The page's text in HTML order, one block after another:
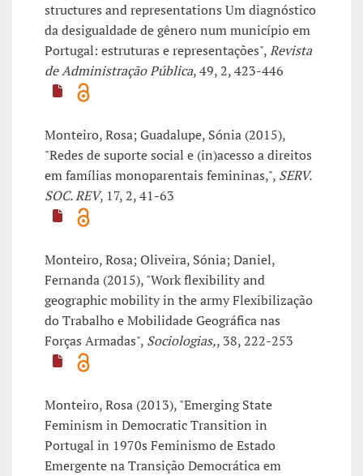
structures and representations Um diagnóstico
da desigualdade de gênero num município em
Portugal: estruturas e representações",Revista
de Administração Pública, 49, 2, 423-446
Monteiro, Rosa; Guadalupe, Sónia (2015),
"Redes de suporte social e (in)acesso a direitos
em famílias monoparentais femininas,", SERV.
SOC. REV, 17, 2, 41-63
Monteiro, Rosa; Oliveira, Sónia; Daniel,
Fernanda (2015), "Work flexibility and
geographic mobility in the army Flexibilização
do Trabalho e Mobilidade Geográfica nas
Forças Armadas", Sociologias,, 38, 222-253
Monteiro, Rosa (2013), "Emerging State
Feminism in Democratic Transition in
Portugal in 1970s Feminismo de Estado
Emergente na Transição Democrática em